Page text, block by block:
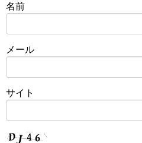
名前
メール
サイト